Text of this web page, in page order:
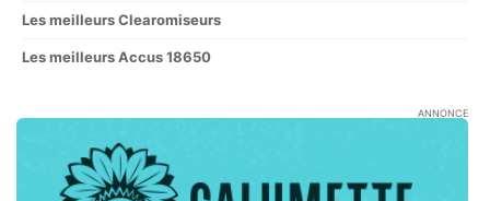
Les meilleurs Clearomiseurs
Les meilleurs Accus 18650
ANNONCE